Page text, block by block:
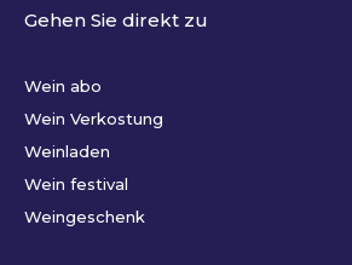
Gehen Sie direkt zu
Wein abo
Wein Verkostung
Weinladen
Wein festival
Weingeschenk